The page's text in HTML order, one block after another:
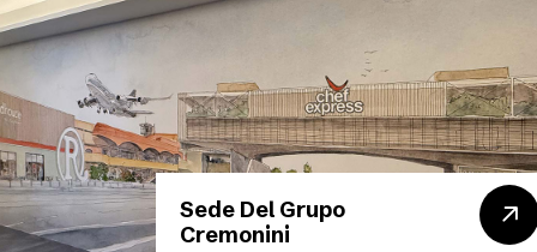
Sede Del Grupo
Cremonini